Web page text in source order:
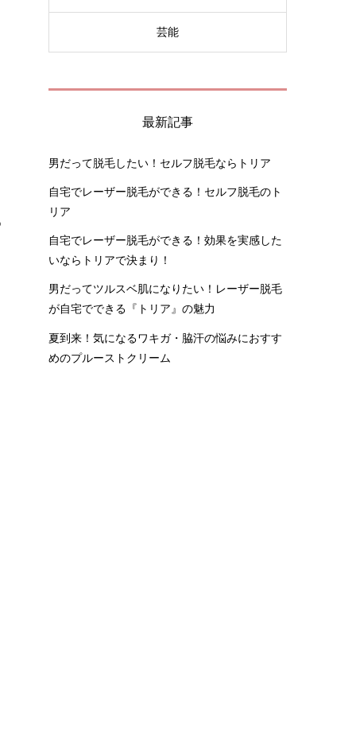
芸能
最新記事
男だって脱毛したい！セルフ脱毛ならトリア
自宅でレーザー脱毛ができる！セルフ脱毛のト
リア
自宅でレーザー脱毛ができる！効果を実感した
いならトリアで決まり！
男だってツルスベ肌になりたい！レーザー脱毛
が自宅でできる『トリア』の魅力
夏到来！気になるワキガ・脇汗の悩みにおすす
めのプルーストクリーム